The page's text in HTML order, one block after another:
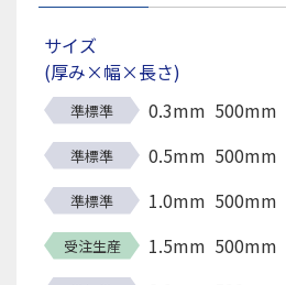
サイズ
(厚み×幅×長さ)
準標準 0.3mm 500mm
準標準 0.5mm 500mm
準標準 1.0mm 500mm
受注生産 1.5mm 500mm